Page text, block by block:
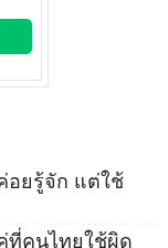
อยรู้จัก แต่ใช้
ที่คนไทยใช้ผิด